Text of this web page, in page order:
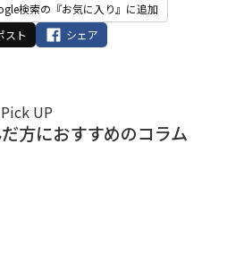
検索の『お気に入り』に追加
スト
シェア
Pick UP
方におすすめのコラム